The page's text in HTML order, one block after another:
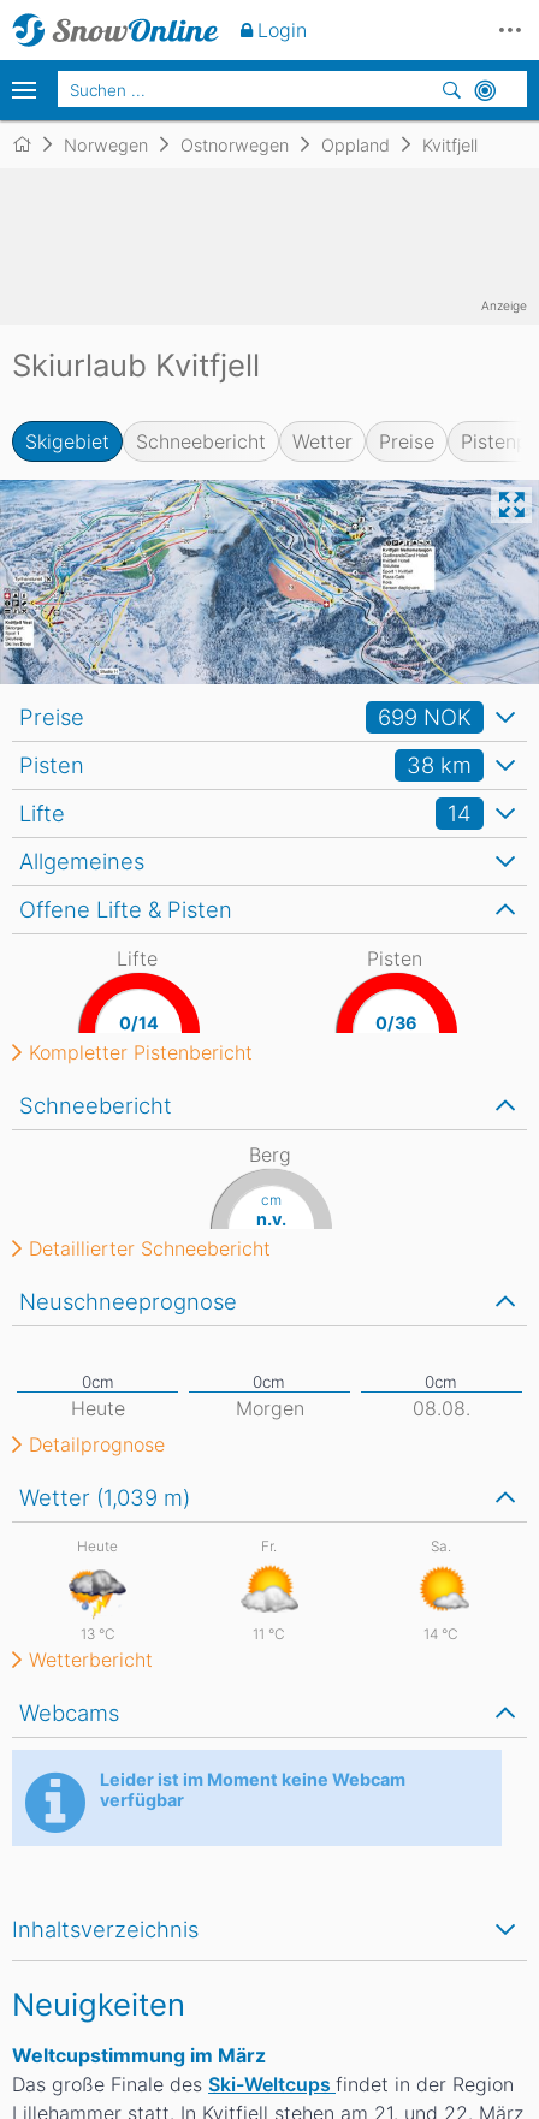
Norwegen Ostnorwegen Oppland Kvitfjell
Skiurlaub Kvitfjell
Skigebiet Schneebericht Wetter Preise
Inhaltsverzeichnis
Neuigkeiten
Weltcupstimmung im März
Das große Finale des Ski-Weltcups findet in der Region
Lillehammer statt. In Kvitfjell stehen am 21. und 22. März
Anzeige
Allgemeines
Lifte 14
Pisten 38 km
Wetter (1,039 m)
Heute
13 °C
Fr.
11 °C
Sa.
14 °C
Wetterbericht
Webcams
Leider ist im Moment keine Webcam
verfügbar
Schneebericht
Berg
cm
n.v.
Detaillierter Schneebericht
Neuschneeprognose
Heute Morgen
08.08.
Detailprognose
Offene Lifte & Pisten
Lifte
0/14
Pisten
0/36
Kompletter Pistenbericht
Preise 699 NOK
Login